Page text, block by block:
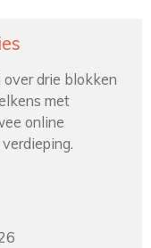
drie blokken
met
online